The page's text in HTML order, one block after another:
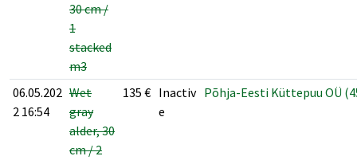
30 cm /
1
stacked
m3
06.05.202
2 16:54
Wet
gray
alder, 30
cm / 2
135 € Inactiv
e
Põhja-Eesti Küttepuu OÜ